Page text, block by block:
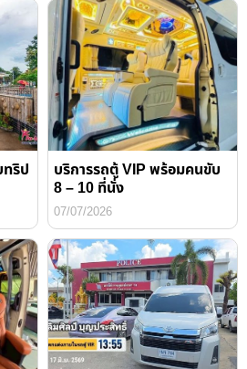
ริป
บริการรถตู้ VIP พร้อมคนขับ
8 – 10 ที่นั่ง
07/07/2026